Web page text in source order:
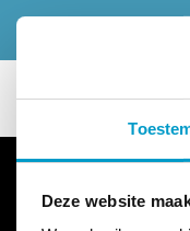
Deze website